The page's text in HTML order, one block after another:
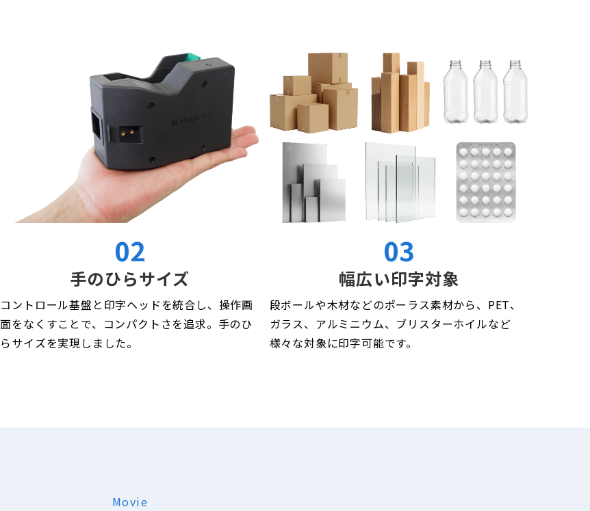
02
手のひらサイズ
コントロール基盤と印字ヘッドを統合し、操作画
面をなくすことで、コンパクトさを追求。手のひ
らサイズを実現しました。
03
幅広い印字対象
段ボールや木材などのポーラス素材から、PET、
ガラス、アルミニウム、ブリスターホイルなど
様々な対象に印字可能です。
Movie